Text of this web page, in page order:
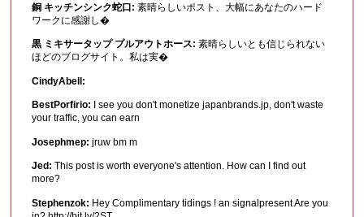
銅 キッチンシンク蛇口: 素晴らしいポスト、大幅にあなたのハード
ワークに感謝し�
黒 ミキサータップ プルアウトホース: 素晴らしいとも信じられない
ほどのブログサイト。私は実�
CindyAbell:
BestPorfirio:
I see you don't monetize japanbrands.jp, don't waste
your traffic, you can earn
Josephmep: jruw bm m
Jed: This post is worth everyone's attention. How can I find out
more?
Stephenzok: Hey Complimentary tidings ! an signalpresent Are you